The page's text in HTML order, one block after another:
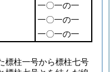
一〇一の一
一〇一の一
一〇一の一
標柱一号から標柱七号